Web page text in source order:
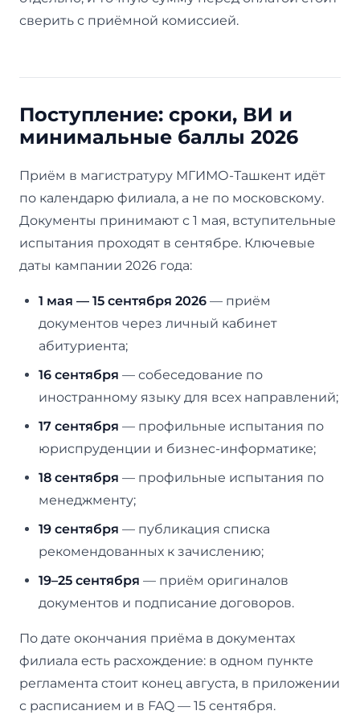
сверить с приёмной комиссией.
Поступление: сроки, ВИ и
минимальные баллы 2026
Приём в магистратуру МГИМО-Ташкент идёт
по календарю филиала, а не по московскому.
Документы принимают с 1 мая, вступительные
испытания проходят в сентябре. Ключевые
даты кампании 2026 года:
1 мая — 15 сентября 2026 — приём
документов через личный кабинет
абитуриента;
16 сентября — собеседование по
иностранному языку для всех направлений;
17 сентября — профильные испытания по
юриспруденции и бизнес-информатике;
18 сентября — профильные испытания по
менеджменту;
19 сентября — публикация списка
рекомендованных к зачислению;
19–25 сентября — приём оригиналов
документов и подписание договоров.
По дате окончания приёма в документах
филиала есть расхождение: в одном пункте
регламента стоит конец августа, в приложении
с расписанием и в FAQ — 15 сентября.